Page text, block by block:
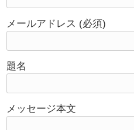
メールアドレス (必須)
題名
メッセージ本文